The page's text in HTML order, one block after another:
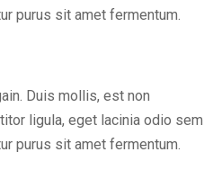
purus sit amet fermentum.
Duis mollis, est non
ligula, eget lacinia odio sem
purus sit amet fermentum.